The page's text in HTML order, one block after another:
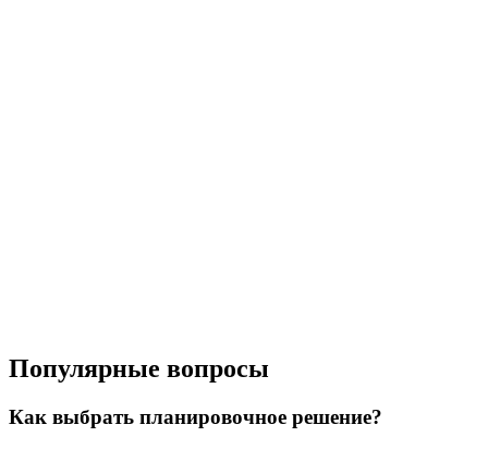
Популярные вопросы
Как выбрать планировочное решение?